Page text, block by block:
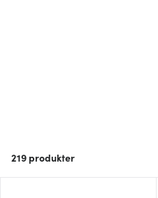
219 produkter